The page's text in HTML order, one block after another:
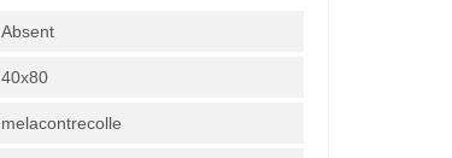
Absent
40x80
melacontrecolle